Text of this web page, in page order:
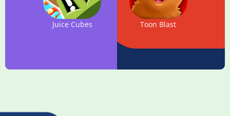
Juice Cubes Toon Blast